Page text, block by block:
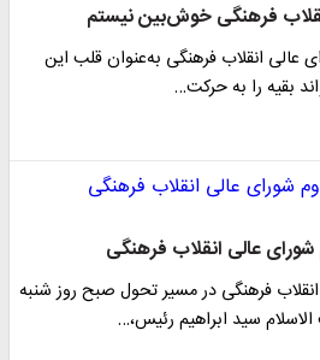
فرهنگی خوش‌بین نیستم
عالی انقلاب فرهنگی به‌عنوان قلب این
بقیه را به حرکت…
عالی انقلاب فرهنگی
فرهنگی در مسیر تحول صبح روز شنبه